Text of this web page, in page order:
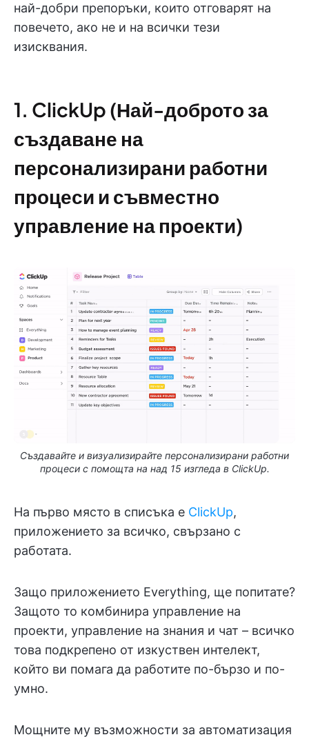
най-добри препоръки, които отговарят на
повечето, ако не и на всички тези
изисквания.
1. ClickUp (Най-доброто за
създаване на
персонализирани работни
процеси и съвместно
управление на проекти)
Създавайте и визуализирайте персонализирани работни
процеси с помощта на над 15 изгледа в ClickUp.
На първо място в списъка е ClickUp,
приложението за всичко, свързано с
работата.
Защо приложението Everything, ще попитате?
Защото то комбинира управление на
проекти, управление на знания и чат – всичко
това подкрепено от изкуствен интелект,
който ви помага да работите по-бързо и по-
умно.
Мощните му възможности за автоматизация